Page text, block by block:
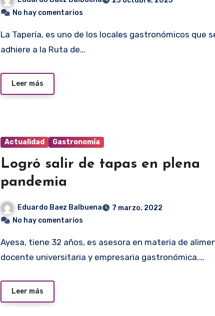
No hay comentarios
La Tapería, es uno de los locales gastronómicos que se
adhiere a la Ruta de…
Leer más
Actualidad Gastronomía
Logró salir de tapas en plena
pandemia
Eduardo Baez Balbuena
7 marzo, 2022
No hay comentarios
Ayesa, tiene 32 años, es asesora en materia de alimentos,
docente universitaria y empresaria gastronómica.…
Leer más